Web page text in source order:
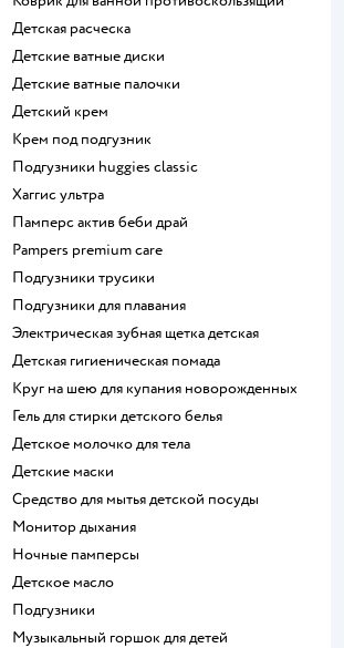
детская расческа
детские ватные диски
детские ватные палочки
детский крем
крем под подгузник
подгузники huggies classic
хаггис ультра
памперс актив беби драй
pampers premium care
подгузники трусики
подгузники для плавания
электрическая зубная щетка детская
детская гигиеническая помада
круг на шею для купания новорожденных
гель для стирки детского белья
детское молочко для тела
детские маски
средство для мытья детской посуды
монитор дыхания
ночные памперсы
детское масло
подгузники
музыкальный горшок для детей